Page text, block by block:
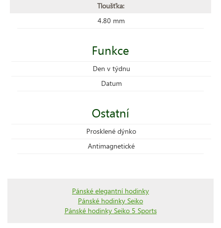
Tloušťka:
4.80 mm
Funkce
Den v týdnu
Datum
Ostatní
Prosklené dýnko
Antimagnetické
Pánské elegantní hodinky
Pánské hodinky Seiko
Pánské hodinky Seiko 5 Sports